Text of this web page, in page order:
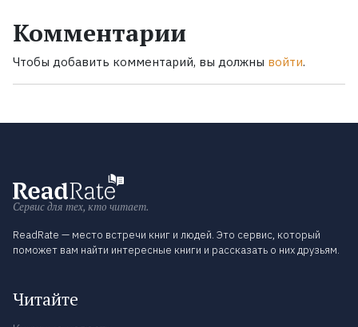
Комментарии
Чтобы добавить комментарий, вы должны войти.
Сервис для тех, кто читает.
ReadRate — место встречи книг и людей. Это сервис, который
поможет вам найти интересные книги и рассказать о них друзьям.
Читайте